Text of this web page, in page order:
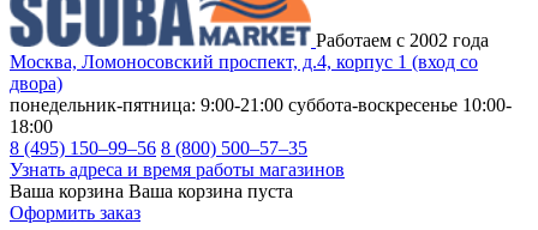
Работаем с 2002 года
Москва, Ломоносовский проспект, д.4, корпус 1 (вход со
двора)
понедельник-пятница: 9:00-21:00 суббота-воскресенье 10:00-
18:00
8 (495) 150–99–56 8 (800) 500–57–35
Узнать адреса и время работы магазинов
Ваша корзина Ваша корзина пуста
Оформить заказ